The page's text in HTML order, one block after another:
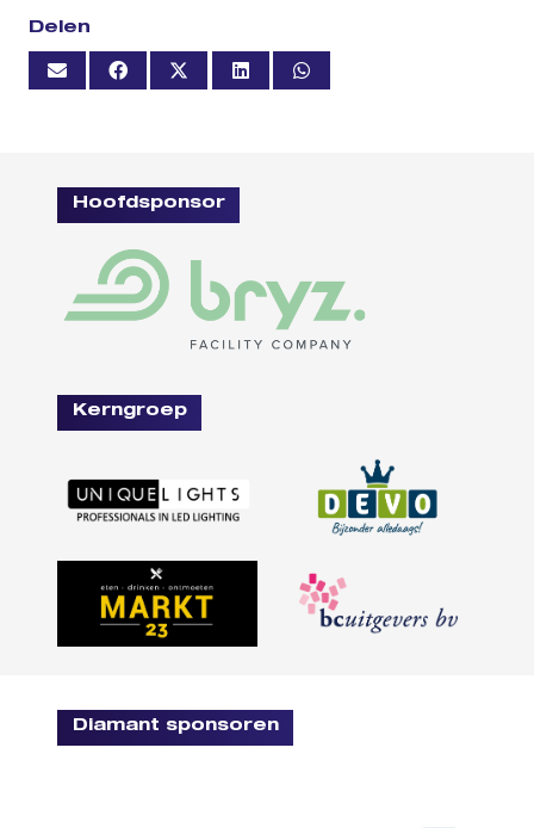
Delen
Hoofdsponsor
Kerngroep
Diamant sponsoren